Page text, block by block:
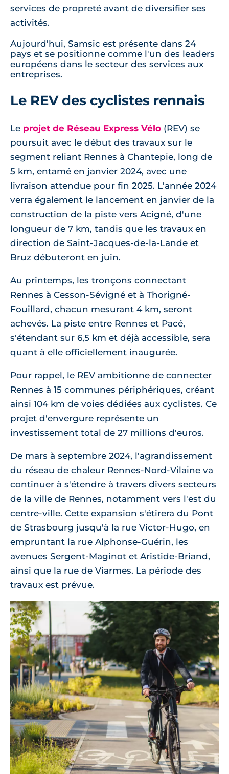
services de propreté avant de diversifier ses
activités.
Aujourd'hui, Samsic est présente dans 24
pays et se positionne comme l'un des leaders
européens dans le secteur des services aux
entreprises.
Le REV des cyclistes rennais
Le projet de Réseau Express Vélo (REV) se
poursuit avec le début des travaux sur le
segment reliant Rennes à Chantepie, long de
5 km, entamé en janvier 2024, avec une
livraison attendue pour fin 2025. L'année 2024
verra également le lancement en janvier de la
construction de la piste vers Acigné, d'une
longueur de 7 km, tandis que les travaux en
direction de Saint-Jacques-de-la-Lande et
Bruz débuteront en juin.
Au printemps, les tronçons connectant
Rennes à Cesson-Sévigné et à Thorigné-
Fouillard, chacun mesurant 4 km, seront
achevés. La piste entre Rennes et Pacé,
s'étendant sur 6,5 km et déjà accessible, sera
quant à elle officiellement inaugurée.
Pour rappel, le REV ambitionne de connecter
Rennes à 15 communes périphériques, créant
ainsi 104 km de voies dédiées aux cyclistes. Ce
projet d'envergure représente un
investissement total de 27 millions d'euros.
De mars à septembre 2024, l'agrandissement
du réseau de chaleur Rennes-Nord-Vilaine va
continuer à s'étendre à travers divers secteurs
de la ville de Rennes, notamment vers l'est du
centre-ville. Cette expansion s'étirera du Pont
de Strasbourg jusqu'à la rue Victor-Hugo, en
empruntant la rue Alphonse-Guérin, les
avenues Sergent-Maginot et Aristide-Briand,
ainsi que la rue de Viarmes. La période des
travaux est prévue.